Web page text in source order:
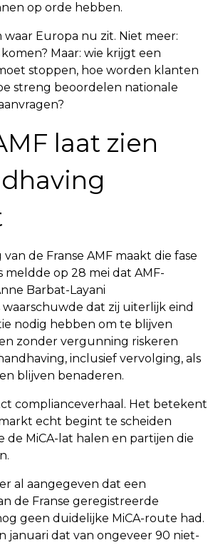
op orde hebben.
waar Europa nu zit. Niet meer:
Maar: wie krijgt een
stoppen, hoe worden klanten
streng beoordelen nationale
laat zien
de Franse AMF maakt die fase
meldde op 28 mei dat AMF-
Barbat-Layani
dat zij uiterlijk eind
nodig hebben om te blijven
zonder vergunning riskeren
inclusief vervolging, als
blijven benaderen.
complianceverhaal. Het betekent
echt begint te scheiden
de MiCA-lat halen en partijen die
al aangegeven dat een
de Franse geregistreerde
geen duidelijke MiCA-route had.
januari dat van ongeveer 90 niet-